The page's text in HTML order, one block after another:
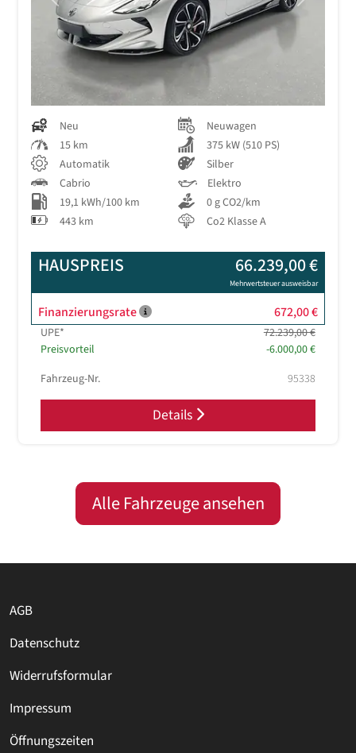
Previous Next
Neu
Neuwagen
15 km
375 kW (510 PS)
Automatik
Silber
Cabrio
Elektro
19,1 kWh/100 km
0 g CO2/km
443 km
Co2 Klasse A
UPE*
72.239,00 €
Preisvorteil
-6.000,00 €
HAUSPREIS 66.239,00 €
Mehrwertsteuer ausweisbar
Finanzierungsrate 672,00 €
Fahrzeug-Nr. 95338
Details
Alle Fahrzeuge ansehen
AGB
Datenschutz
Widerrufsformular
Impressum
Öffnungszeiten